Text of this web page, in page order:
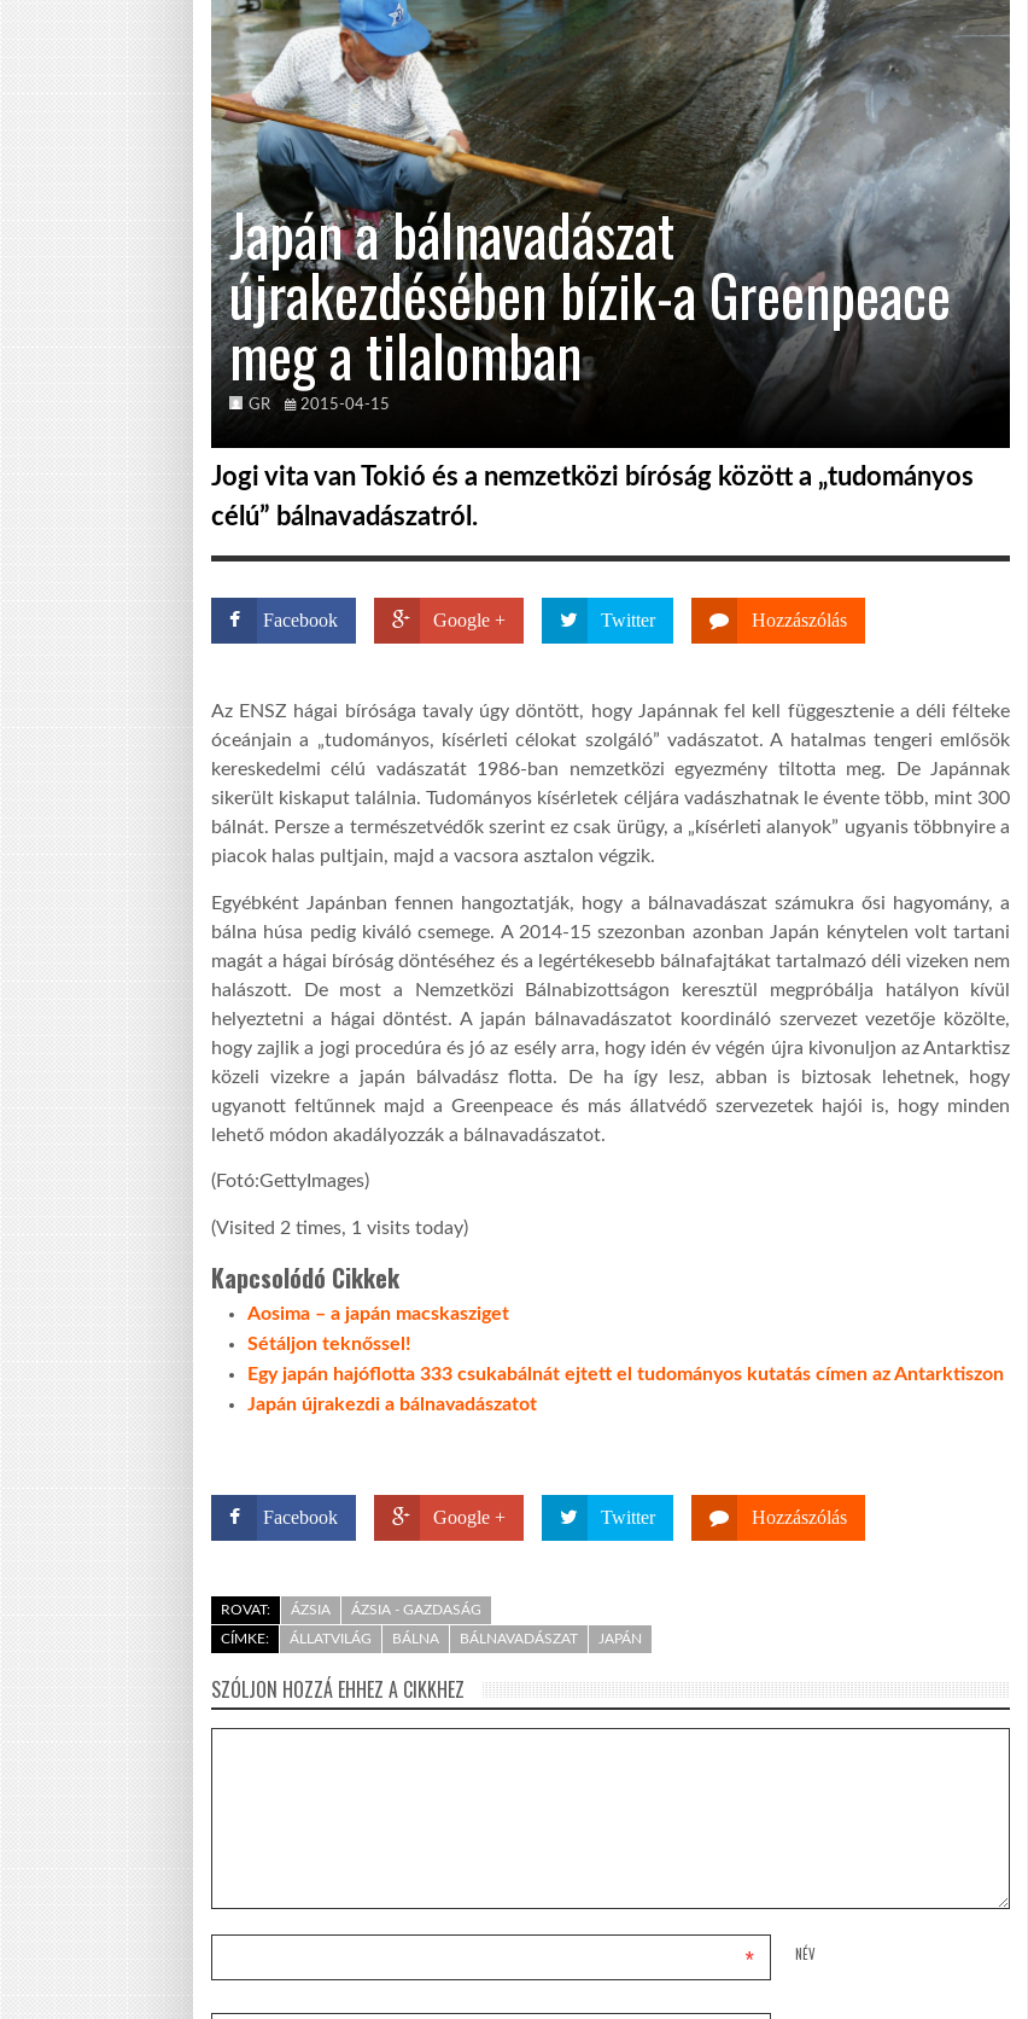
Japán a bálnavadászat
újrakezdésében bízik-a Greenpeace
meg a tilalomban
GR 2015-04-15
Jogi vita van Tokió és a nemzetközi bíróság között a „tudományos
célú” bálnavadászatról.
Facebook Google + Twitter Hozzászólás
Az ENSZ hágai bírósága tavaly úgy döntött, hogy Japánnak fel kell függesztenie a déli félteke
óceánjain a „tudományos, kísérleti célokat szolgáló” vadászatot. A hatalmas tengeri emlősök
kereskedelmi célú vadászatát 1986-ban nemzetközi egyezmény tiltotta meg. De Japánnak
sikerült kiskaput találnia. Tudományos kísérletek céljára vadászhatnak le évente több, mint 300
bálnát. Persze a természetvédők szerint ez csak ürügy, a „kísérleti alanyok” ugyanis többnyire a
piacok halas pultjain, majd a vacsora asztalon végzik.
Egyébként Japánban fennen hangoztatják, hogy a bálnavadászat számukra ősi hagyomány, a
bálna húsa pedig kiváló csemege. A 2014-15 szezonban azonban Japán kénytelen volt tartani
magát a hágai bíróság döntéséhez és a legértékesebb bálnafajtákat tartalmazó déli vizeken nem
halászott. De most a Nemzetközi Bálnabizottságon keresztül megpróbálja hatályon kívül
helyeztetni a hágai döntést. A japán bálnavadászatot koordináló szervezet vezetője közölte,
hogy zajlik a jogi procedúra és jó az esély arra, hogy idén év végén újra kivonuljon az Antarktisz
közeli vizekre a japán bálvadász flotta. De ha így lesz, abban is biztosak lehetnek, hogy
ugyanott feltűnnek majd a Greenpeace és más állatvédő szervezetek hajói is, hogy minden
lehető módon akadályozzák a bálnavadászatot.
(Fotó:GettyImages)
(Visited 2 times, 1 visits today)
Kapcsolódó Cikkek
Aosima – a japán macskasziget
Sétáljon teknőssel!
Egy japán hajóflotta 333 csukabálnát ejtett el tudományos kutatás címen az Antarktiszon
Japán újrakezdi a bálnavadászatot
Facebook Google + Twitter Hozzászólás
ROVAT: ÁZSIA
ÁZSIA - GAZDASÁG
CÍMKE:
ÁLLATVILÁG BÁLNA BÁLNAVADÁSZAT JAPÁN
SZÓLJON HOZZÁ EHHEZ A CIKKHEZ
NÉV
*